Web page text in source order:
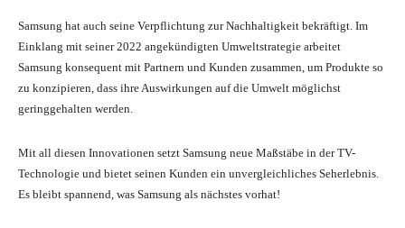
Samsung hat auch seine Verpflichtung zur Nachhaltigkeit bekräftigt. Im
Einklang mit seiner 2022 angekündigten Umweltstrategie arbeitet
Samsung konsequent mit Partnern und Kunden zusammen, um Produkte so
zu konzipieren, dass ihre Auswirkungen auf die Umwelt möglichst
geringgehalten werden.
Mit all diesen Innovationen setzt Samsung neue Maßstäbe in der TV-
Technologie und bietet seinen Kunden ein unvergleichliches Seherlebnis.
Es bleibt spannend, was Samsung als nächstes vorhat!